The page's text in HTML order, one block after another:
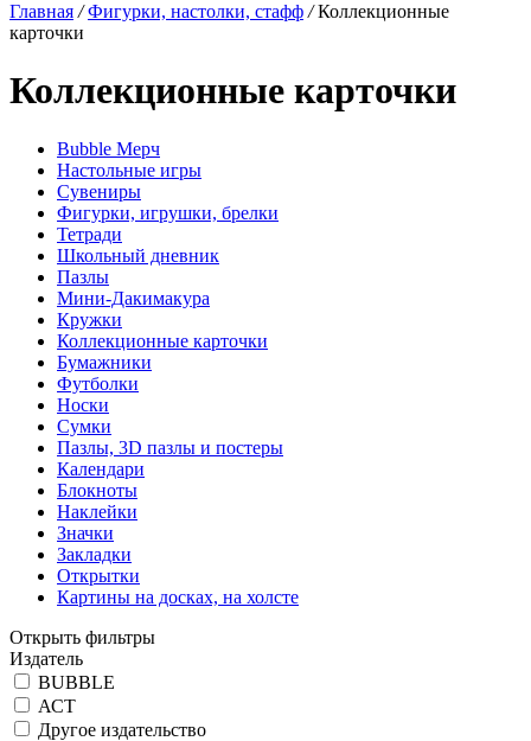
Главная / Фигурки, настолки, стафф / Коллекционные
карточки
Коллекционные карточки
Bubble Мерч
Настольные игры
Сувениры
Фигурки, игрушки, брелки
Тетради
Школьный дневник
Пазлы
Мини-Дакимакура
Кружки
Коллекционные карточки
Бумажники
Футболки
Носки
Сумки
Пазлы, 3D пазлы и постеры
Календари
Блокноты
Наклейки
Значки
Закладки
Открытки
Картины на досках, на холсте
Открыть фильтры
Издатель
BUBBLE
АСТ
Другое издательство